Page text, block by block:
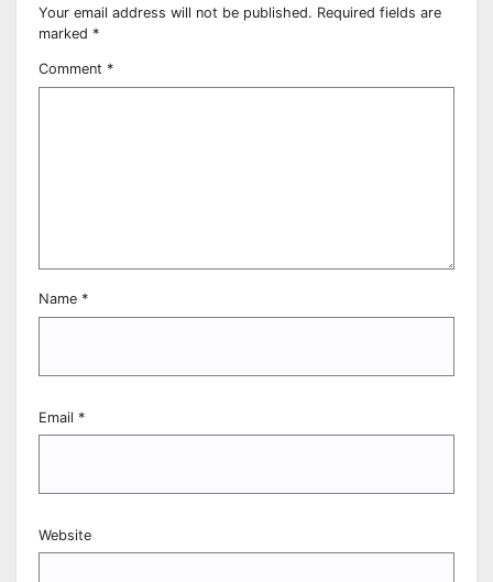
Your email address will not be published. Required fields are
marked *
Comment *
Name *
Email *
Website